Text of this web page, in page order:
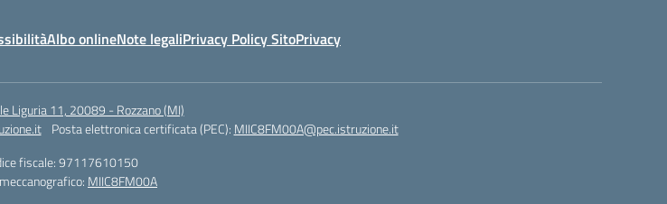
Albo onlineNote legaliPrivacy Policy SitoPrivacy
Liguria 11, 20089 - Rozzano (MI)
Posta elettronica certificata (PEC): MIIC8FM00A@pec.istruzione.it
fiscale: 97117610150
MIIC8FM00A